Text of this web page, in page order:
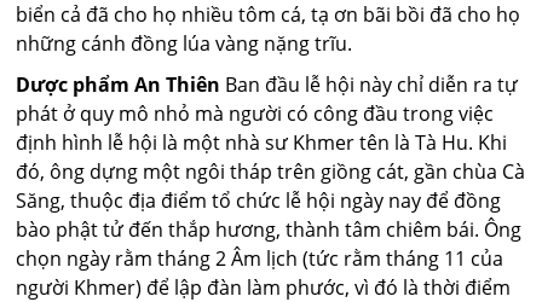
biển cả đã cho họ nhiều tôm cá, tạ ơn bãi bồi đã cho họ
những cánh đồng lúa vàng nặng trĩu.
Dược phẩm An Thiên Ban đầu lễ hội này chỉ diễn ra tự
phát ở quy mô nhỏ mà người có công đầu trong việc
định hình lễ hội là một nhà sư Khmer tên là Tà Hu. Khi
đó, ông dựng một ngôi tháp trên giồng cát, gần chùa Cà
Săng, thuộc địa điểm tổ chức lễ hội ngày nay để đồng
bào phật tử đến thắp hương, thành tâm chiêm bái. Ông
chọn ngày rằm tháng 2 Âm lịch (tức rằm tháng 11 của
người Khmer) để lập đàn làm phước, vì đó là thời điểm